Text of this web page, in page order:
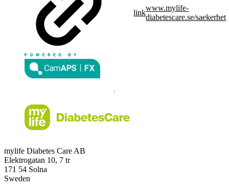
link
www.mylife-
diabetescare.se/saekerhet
mylife Diabetes Care AB
Elektrogatan 10, 7 tr
171 54 Solna
Sweden